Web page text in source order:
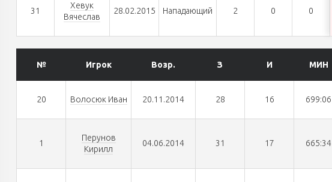
31
Хевук
Вячеслав
28.02.2015 Нападающий 2 0 0
№ Игрок Возр. З И МИН
20 Волосюк Иван 20.11.2014 28 16 699:06
1
Перунов
Кирилл
04.06.2014 31 17 665:34